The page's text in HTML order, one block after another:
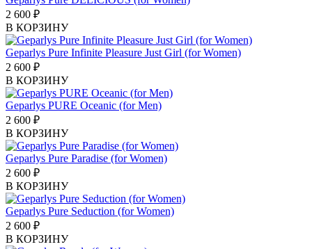
2 600 ₽
В КОРЗИНУ
Geparlys Pure Infinite Pleasure Just Girl (for Women)
2 600 ₽
В КОРЗИНУ
Geparlys PURE Oceanic (for Men)
2 600 ₽
В КОРЗИНУ
Geparlys Pure Paradise (for Women)
2 600 ₽
В КОРЗИНУ
Geparlys Pure Seduction (for Women)
2 600 ₽
В КОРЗИНУ